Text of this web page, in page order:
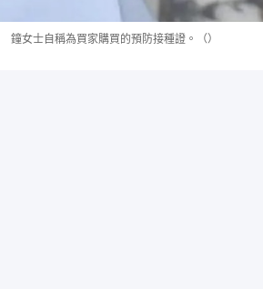
鐘女士自稱為買家購買的預防接種證。（）